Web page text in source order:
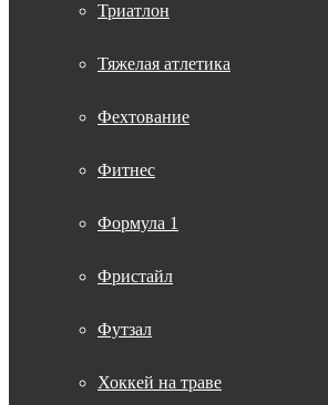
Триатлон
Тяжелая атлетика
Фехтование
Фитнес
Формула 1
Фристайл
Футзал
Хоккей на траве